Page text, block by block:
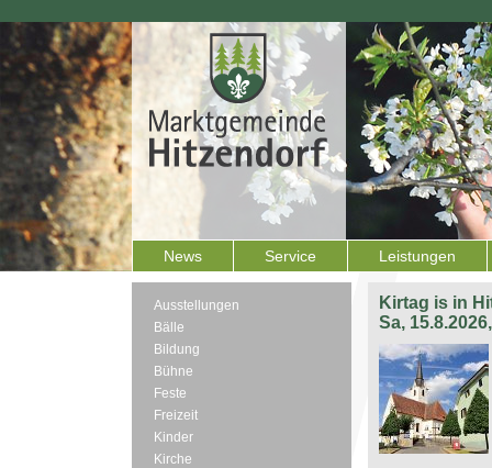
News Service Leistungen
Ausstellungen
Bälle
Bildung
Bühne
Feste
Freizeit
Kinder
Kirche
Kirtag is in
Sa,